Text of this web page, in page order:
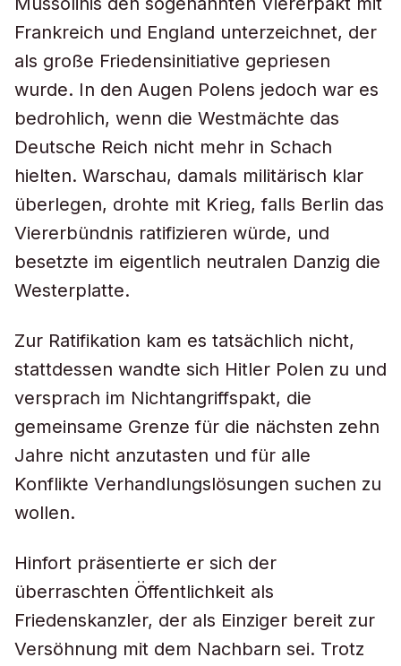
Frankreich und England unterzeichnet, der
als große Friedensinitiative gepriesen
wurde. In den Augen Polens jedoch war es
bedrohlich, wenn die Westmächte das
Deutsche Reich nicht mehr in Schach
hielten. Warschau, damals militärisch klar
überlegen, drohte mit Krieg, falls Berlin das
Viererbündnis ratifizieren würde, und
besetzte im eigentlich neutralen Danzig die
Westerplatte.
Zur Ratifikation kam es tatsächlich nicht,
stattdessen wandte sich Hitler Polen zu und
versprach im Nichtangriffspakt, die
gemeinsame Grenze für die nächsten zehn
Jahre nicht anzutasten und für alle
Konflikte Verhandlungslösungen suchen zu
wollen.
Hinfort präsentierte er sich der
überraschten Öffentlichkeit als
Friedenskanzler, der als Einziger bereit zur
Versöhnung mit dem Nachbarn sei. Trotz